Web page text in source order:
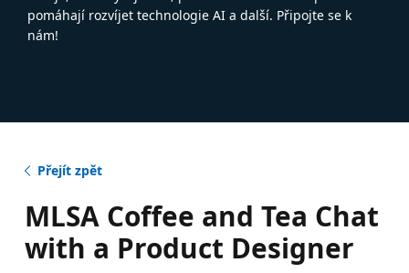
pomáhají rozvíjet technologie AI a další. Připojte se k
nám!
Přejít zpět
MLSA Coffee and Tea Chat
with a Product Designer